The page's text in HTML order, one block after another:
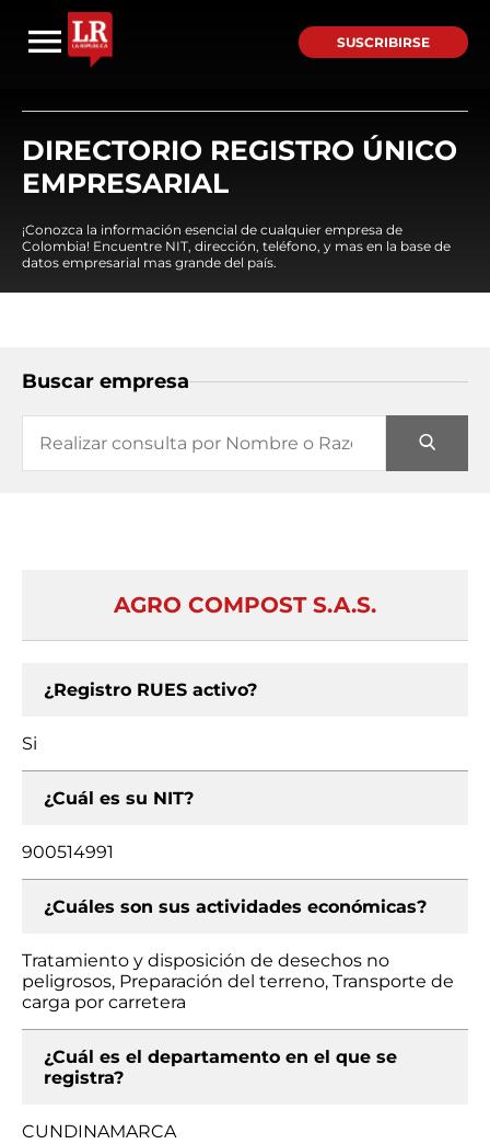
SUSCRIBIRSE
DIRECTORIO REGISTRO ÚNICO
EMPRESARIAL
¡Conozca la información esencial de cualquier empresa de
Colombia! Encuentre NIT, dirección, teléfono, y mas en la base de
datos empresarial mas grande del país.
Buscar empresa
AGRO COMPOST S.A.S.
¿Registro RUES activo?
Si
¿Cuál es su NIT?
900514991
¿Cuáles son sus actividades económicas?
Tratamiento y disposición de desechos no
peligrosos, Preparación del terreno, Transporte de
carga por carretera
¿Cuál es el departamento en el que se
registra?
CUNDINAMARCA